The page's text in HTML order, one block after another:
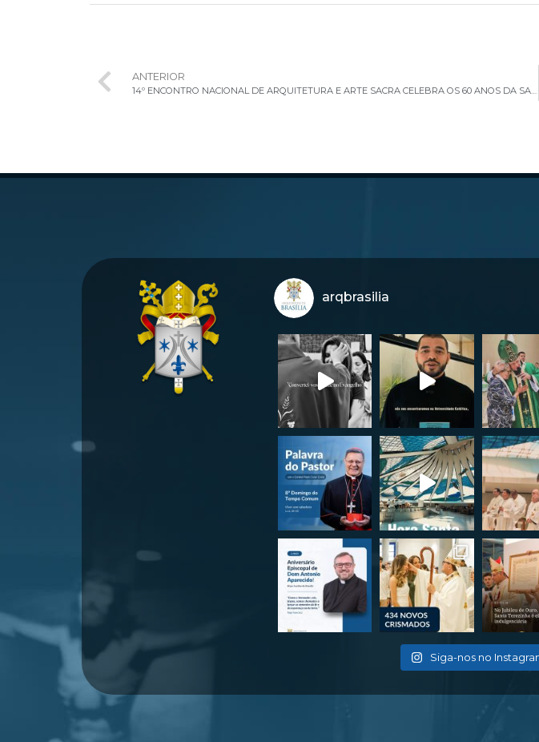
ANTERIOR
14º ENCONTRO NACIONAL DE ARQUITETURA E ARTE SACRA CELEBRA OS 60 ANOS DA SACROSANCTUM CONCILIUM
arqbrasilia
Siga-nos no